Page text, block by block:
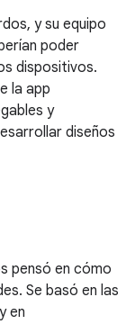
y su equipo
poder
dispositivos.
la app
y
diseños
pensó en cómo
Se basó en las
y en